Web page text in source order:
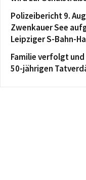
Polizeibericht 9.
Zwenkauer See
Leipziger S-Bahn-
Familie verfolgt
50-jährigen